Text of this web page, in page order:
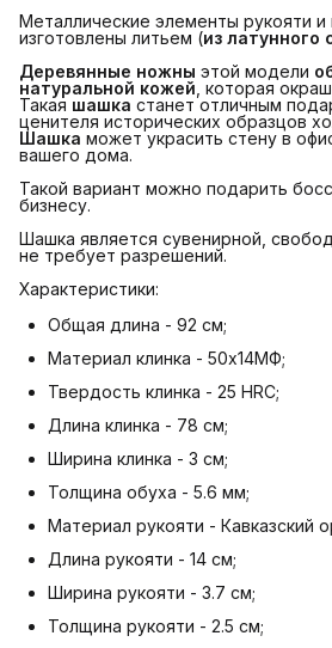
Металлические элементы рукояти
изготовлены литьем (из латунного
Деревянные ножны этой модели
натуральной кожей , которая
Такая шашка станет отличным
ценителя исторических образцов
Шашка может украсить стену в
вашего дома.
Такой вариант можно подарить
бизнесу.
Шашка является сувенирной,
не требует разрешений.
Характеристики:
Общая длина - 92 см;
Материал клинка - 50х14МФ;
Твердость клинка - 25 HRC;
Длина клинка - 78 см;
Ширина клинка - 3 см;
Толщина обуха - 5.6 мм;
Материал рукояти - Кавказский
Длина рукояти - 14 см;
Ширина рукояти - 3.7 см;
Толщина рукояти - 2.5 см;